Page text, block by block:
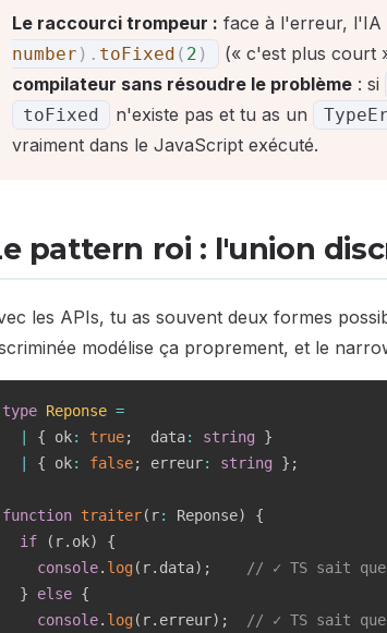
Le raccourci trompeur : face à l'erreur, l'IA
number ) . toFixed ( 2 ) (« c'est plus court
compilateur sans résoudre le problème : si
toFixed n'existe pas et tu as un
vraiment dans le JavaScript exécuté.
pattern roi : l'union
les APIs, tu as souvent deux formes
modélise ça proprement, et le
type Reponse =
{ ok: true;
  data
: string
}
{ ok: false; erreur: string } ;
function traiter( r: Reponse)
{
if
( r. ok)
{
console. log( r. data) ;
// ✓ TS sait
}
else {
console. log( r. erreur) ; // ✓ TS sait